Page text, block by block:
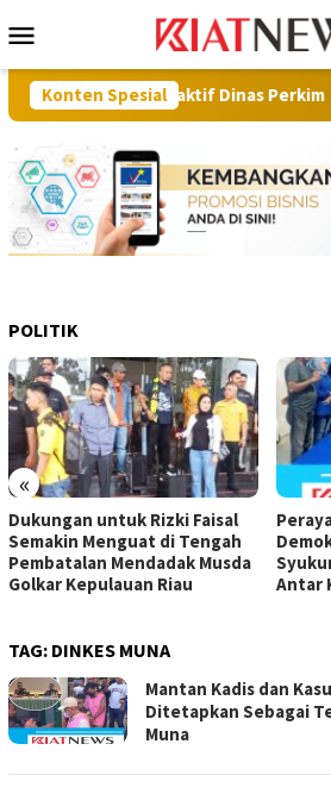
ke
Mobile
Konten Spesial
Proaktif Dinas Perkim
POLITIK
«
Dukungan untuk Rizki Faisal
Semakin Menguat di Tengah
Pembatalan Mendadak Musda
Golkar Kepulauan Riau
Antar
TAG: DINKES MUNA
Mantan Kadis dan
Ditetapkan Sebagai
Muna